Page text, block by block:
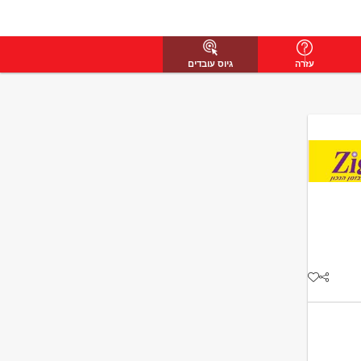
עזרה גיוס עובדים